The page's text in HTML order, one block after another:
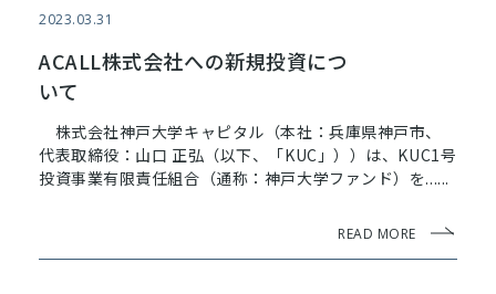
ナ
ビ
ゲ
ー
シ
ョ
2023.03.31
ACALL株式会社への新規投資につ
いて
株式会社神戸大学キャピタル（本社：兵庫県神戸市、
代表取締役：山口 正弘（以下、「KUC」））は、KUC1号
投資事業有限責任組合（通称：神戸大学ファンド）を......
READ MORE